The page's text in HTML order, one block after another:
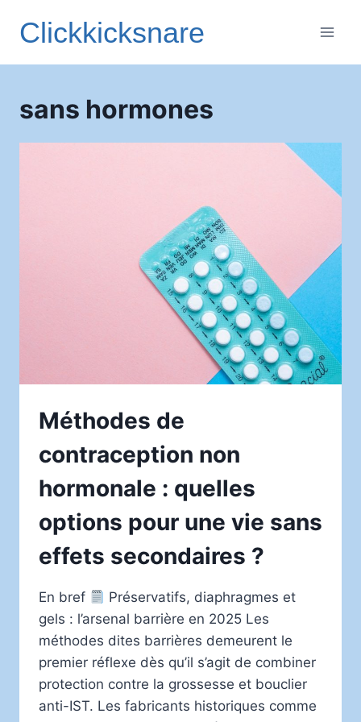
Clickkicksnare
sans hormones
Méthodes de
contraception non
hormonale : quelles
options pour une vie sans
effets secondaires ?
En bref
Préservatifs, diaphragmes et
gels : l’arsenal barrière en 2025 Les
méthodes dites barrières demeurent le
premier réflexe dès qu’il s’agit de combiner
protection contre la grossesse et bouclier
anti-IST. Les fabricants historiques comme